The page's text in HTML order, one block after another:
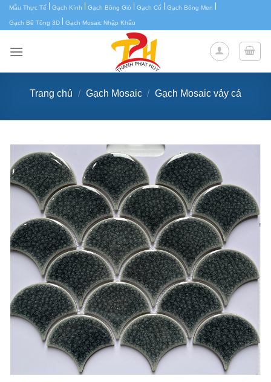
Chuyển
đến
dung
Mẫu Thực Tế Gạch Kính Gạch Bông Gió Gạch Cổ Gạch Bông Men
Gạch Bê Tông 3D Gạch Mosaic Nhập Khẩu
Trang chủ / Gạch Mosaic / Gạch Mosaic vảy cá